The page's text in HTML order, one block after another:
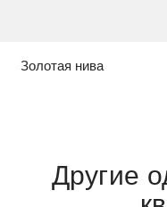
Золотая нива
Другие